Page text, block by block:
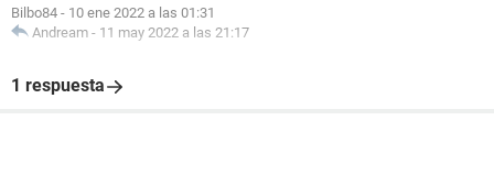
Bilbo84 - 10 ene 2022 a las 01:31
Andream - 11 may 2022 a las 21:17
1 respuesta